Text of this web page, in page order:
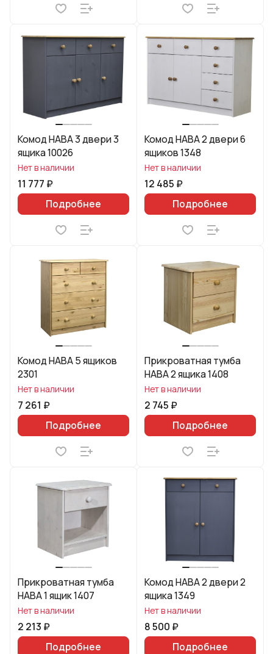
Комод HABA 3 двери 3
ящика 10026
Нет в наличии
11 777 ₽
Подробнее
Комод HABA 2 двери 6
ящиков 1348
Нет в наличии
12 485 ₽
Подробнее
Комод HABA 5 ящиков
2301
Нет в наличии
7 261 ₽
Подробнее
Прикроватная тумба
HABA 2 ящика 1408
Нет в наличии
2 745 ₽
Подробнее
Прикроватная тумба
HABA 1 ящик 1407
Нет в наличии
2 213 ₽
Подробнее
Комод HABA 2 двери 2
ящика 1349
Нет в наличии
8 500 ₽
Подробнее